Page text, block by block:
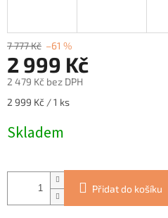
7 777 Kč –61 %
2 999 Kč
2 479 Kč bez DPH
Měrná
2 999 Kč / 1 ks
Skladem
Přidat do košíku